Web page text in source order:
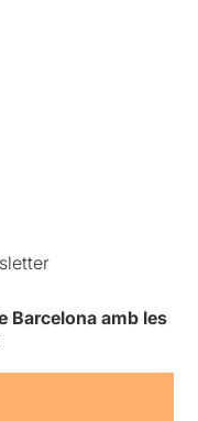
Barcelona amb les